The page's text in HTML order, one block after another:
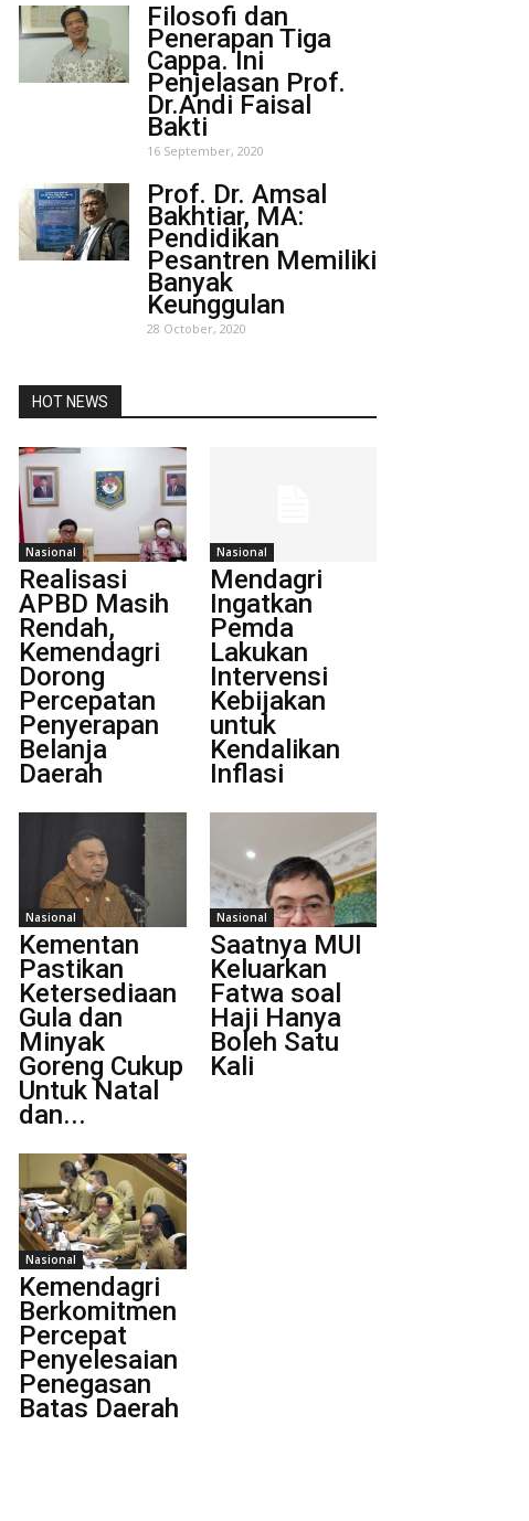
Filosofi dan
Penerapan Tiga
Cappa. Ini
Penjelasan Prof.
Dr.Andi Faisal
Bakti
16 September, 2020
Prof. Dr. Amsal
Bakhtiar, MA:
Pendidikan
Pesantren Memiliki
Banyak
Keunggulan
28 October, 2020
HOT NEWS
Nasional
Realisasi
APBD Masih
Rendah,
Kemendagri
Dorong
Percepatan
Penyerapan
Belanja
Daerah
Nasional
Mendagri
Ingatkan
Pemda
Lakukan
Intervensi
Kebijakan
untuk
Kendalikan
Inflasi
Nasional
Kementan
Pastikan
Ketersediaan
Gula dan
Minyak
Goreng Cukup
Untuk Natal
dan...
Nasional
Saatnya MUI
Keluarkan
Fatwa soal
Haji Hanya
Boleh Satu
Kali
Nasional
Kemendagri
Berkomitmen
Percepat
Penyelesaian
Penegasan
Batas Daerah